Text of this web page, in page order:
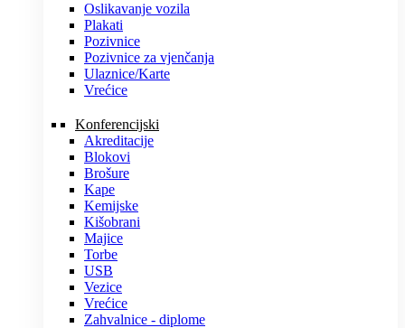
Oslikavanje vozila
Plakati
Pozivnice
Pozivnice za vjenčanja
Ulaznice/Karte
Vrećice
Konferencijski
Akreditacije
Blokovi
Brošure
Kape
Kemijske
Kišobrani
Majice
Torbe
USB
Vezice
Vrećice
Zahvalnice - diplome